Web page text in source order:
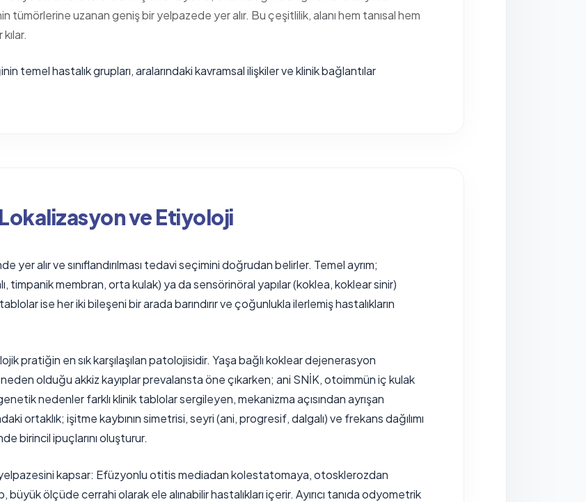
tümörlerine uzanan geniş bir yelpazede yer alır. Bu çeşitlilik, alanı hem tanısal hem
temel hastalık grupları, aralarındaki kavramsal ilişkiler ve klinik bağlantılar
ve Etiyoloji
yer alır ve sınıflandırılması tedavi seçimini doğrudan belirler. Temel ayrım;
timpanik membran, orta kulak) ya da sensörinöral yapılar (koklea, koklear sinir)
ise her iki bileşeni bir arada barındırır ve çoğunlukla ilerlemiş hastalıkların
pratiğin en sık karşılaşılan patolojisidir. Yaşa bağlı koklear dejenerasyon
olduğu akkiz kayıplar prevalansta öne çıkarken; ani SNİK, otoimmün iç kulak
nedenler farklı klinik tablolar sergileyen, mekanizma açısından ayrışan
ortaklık; işitme kaybının simetrisi, seyri (ani, progresif, dalgalı) ve frekans dağılımı
birincil ipuçlarını oluşturur.
kapsar: Efüzyonlu otitis mediadan kolestatomaya, otosklerozdan
ölçüde cerrahi olarak ele alınabilir hastalıkları içerir. Ayırıcı tanıda odyometrik